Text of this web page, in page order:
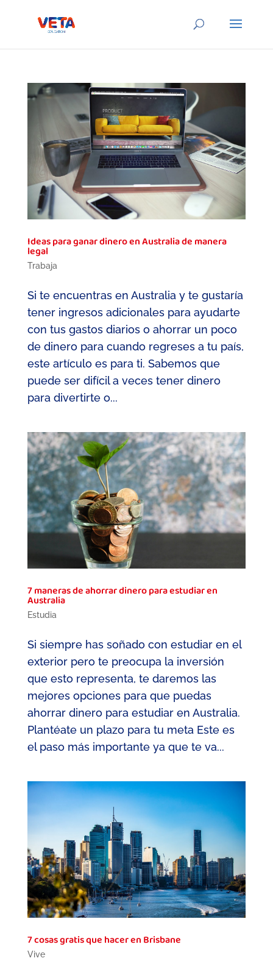
Ideas para ganar dinero en Australia de manera
legal
Trabaja
Si te encuentras en Australia y te gustaría
tener ingresos adicionales para ayudarte
con tus gastos diarios o ahorrar un poco
de dinero para cuando regreses a tu país,
este artículo es para ti. Sabemos que
puede ser difícil a veces tener dinero
para divertirte o...
7 maneras de ahorrar dinero para estudiar en
Australia
Estudia
Si siempre has soñado con estudiar en el
exterior pero te preocupa la inversión
que esto representa, te daremos las
mejores opciones para que puedas
ahorrar dinero para estudiar en Australia.
Plantéate un plazo para tu meta Este es
el paso más importante ya que te va...
7 cosas gratis que hacer en Brisbane
Vive